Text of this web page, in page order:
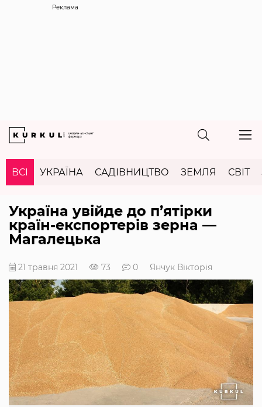
Реклама
ВСІ УКРАЇНА САДІВНИЦТВО ЗЕМЛЯ СВІТ
Україна увійде до п’ятірки
країн-експортерів зерна —
Магалецька
21 травня 2021 73 0 Янчук Вікторія